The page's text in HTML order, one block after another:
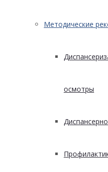
Методические
осмотры